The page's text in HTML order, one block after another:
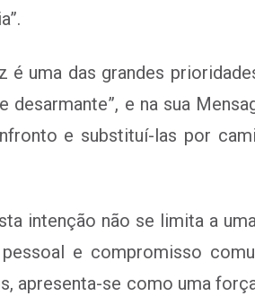
uma das grandes
desarmante”, e na sua
e substituí-las por
intenção não se limita a
e compromisso
apresenta-se como uma